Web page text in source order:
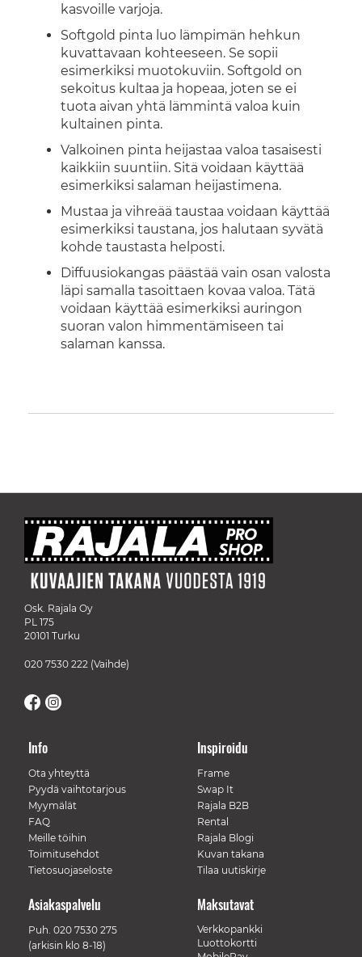
kasvoille varjoja.
Softgold pinta luo lämpimän hehkun
kuvattavaan kohteeseen. Se sopii
esimerkiksi muotokuviin. Softgold on
sekoitus kultaa ja hopeaa, joten se ei
tuota aivan yhtä lämmintä valoa kuin
kultainen pinta.
Valkoinen pinta heijastaa valoa tasaisesti
kaikkiin suuntiin. Sitä voidaan käyttää
esimerkiksi salaman heijastimena.
Mustaa ja vihreää taustaa voidaan käyttää
esimerkiksi taustana, jos halutaan syvätä
kohde taustasta helposti.
Diffuusiokangas päästää vain osan valosta
läpi samalla tasoittaen kovaa valoa. Tätä
voidaan käyttää esimerkiksi auringon
suoran valon himmentämiseen tai
salaman kanssa.
Osk. Rajala Oy
PL 175
20101 Turku
020 7530 222 (Vaihde)
Info
Ota yhteyttä
Pyydä vaihtotarjous
Myymälät
FAQ
Meille töihin
Toimitusehdot
Tietosuojaseloste
Inspiroidu
Frame
Swap It
Rajala B2B
Rental
Rajala Blogi
Kuvan takana
Tilaa uutiskirje
Maksutavat
Verkkopankki
Luottokortti
Asiakaspalvelu
Puh. 020 7530 275
(arkisin klo 8-18)